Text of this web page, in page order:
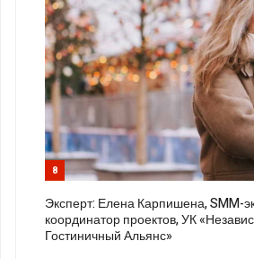
8
Эксперт: Елена Карпишена, SMM-
координатор проектов, УК
Гостиничный Альянс»